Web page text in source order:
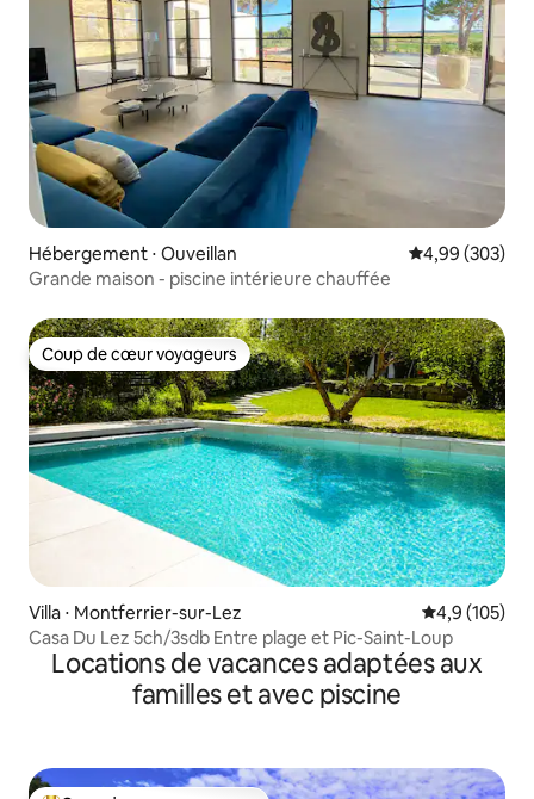
Hébergement ⋅ Ouveillan Évaluation
4,99 (303)
Grande maison - piscine intérieure chauffée
Coup de cœur voyageurs
Coup de cœur voyageurs
Villa ⋅ Montferrier-sur-Lez Évaluation
4,9 (105)
Casa Du Lez 5ch/3sdb Entre plage et Pic-Saint-Loup
Locations de vacances adaptées aux
familles et avec piscine